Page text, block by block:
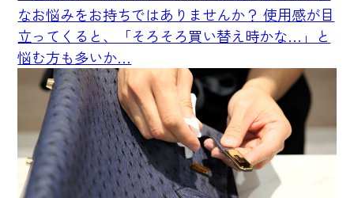
なお悩みをお持ちではありませんか？ 使用感が目
立ってくると、「そろそろ買い替え時かな…」と
悩む方も多いか…